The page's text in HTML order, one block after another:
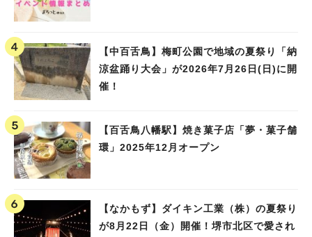
【中百舌鳥】梅町公園で地域の夏祭り「納
涼盆踊り大会」が2026年7月26日(日)に開
催！
【百舌鳥八幡駅】焼き菓子店「夢・菓子舗
環」2025年12月オープン
【なかもず】ダイキン工業（株）の夏祭り
が8月22日（金）開催！堺市北区で愛され